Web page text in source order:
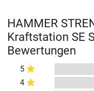
HAMMER
Kraftstation SE
Bewertungen
5
4